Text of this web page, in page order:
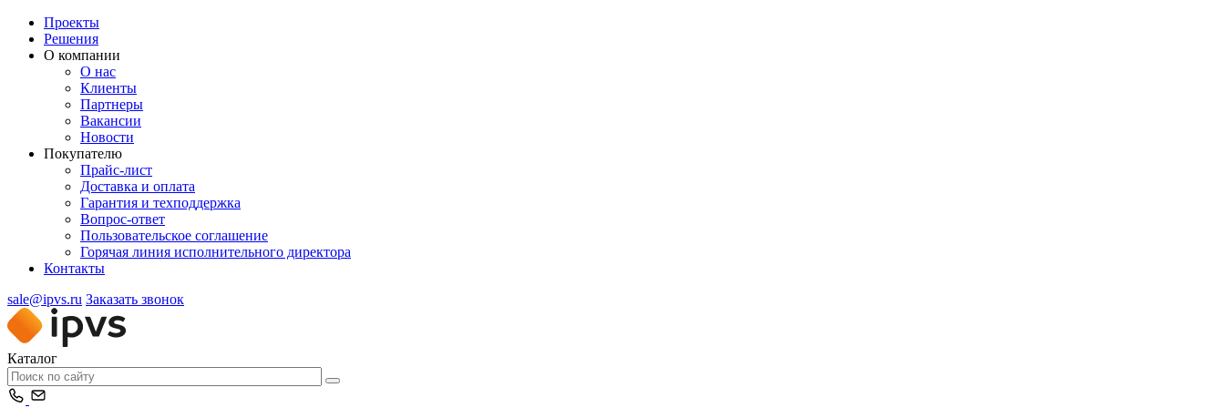
Проекты
Решения
О компании
О нас
Клиенты
Партнеры
Вакансии
Новости
Покупателю
Прайс-лист
Доставка и оплата
Гарантия и техподдержка
Вопрос-ответ
Пользовательское соглашение
Горячая линия исполнительного директора
Контакты
sale@ipvs.ru Заказать звонок
Каталог